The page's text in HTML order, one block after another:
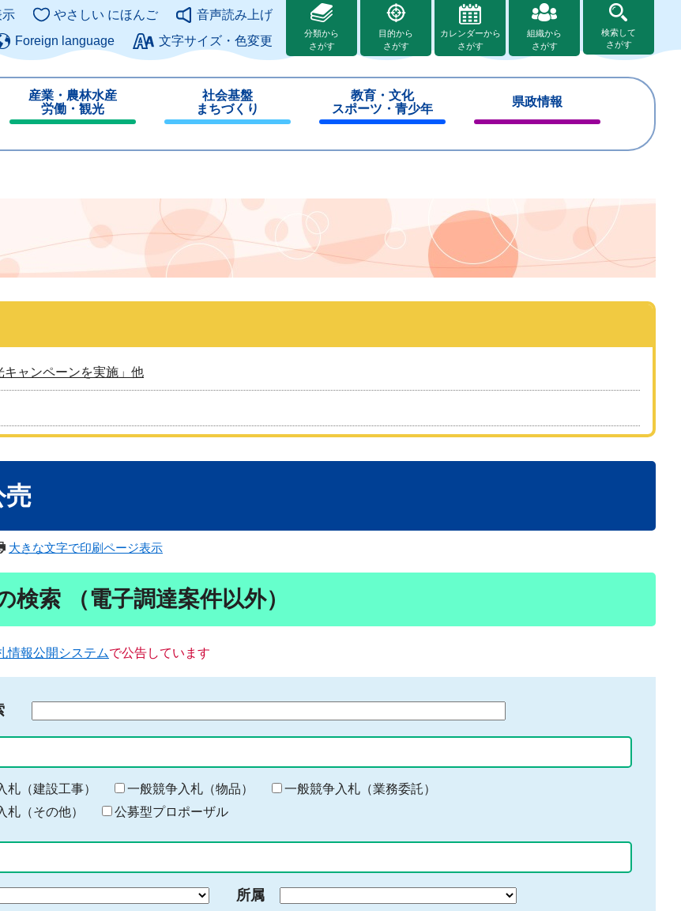
このページの本文へ
示 やさしい にほんご
音声読み上げ
Foreign language
文字サイズ・色変更
分類から
さがす
目的から
さがす
カレンダーから
さがす
組織から
さがす
検索して
さがす
産業・農林水産
労働・観光
じ
社会基盤
まちづくり
じ
教育・文化
スポーツ・青少年
じ
県政情報
じ
ャンペーンを実施」他
売
大きな文字で印刷ページ表示
検索 （電子調達案件以外）
情報公開システムで公告しています
る
キ
ー
ー
入
札（建設工事） 一般競争入札（物品）
一般競争入札（業務委託）
札（その他）
公募型プロポーザル
所属